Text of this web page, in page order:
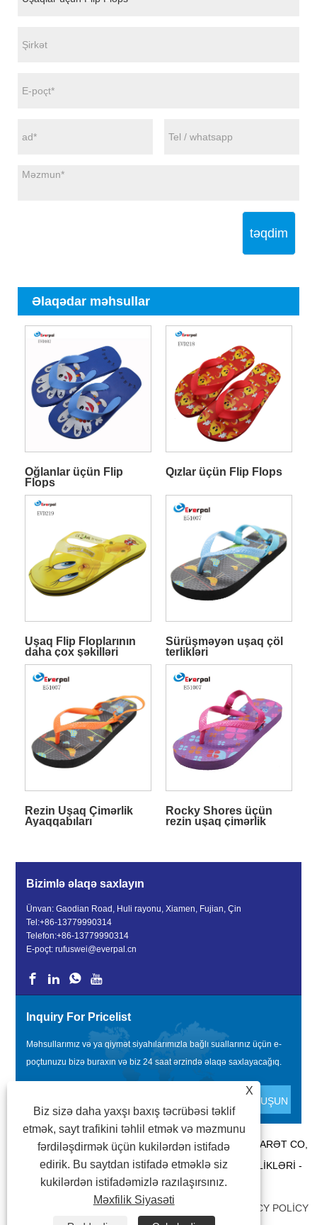
təqdim
Əlaqədar məhsullar
Oğlanlar üçün Flip
Flops
Qızlar üçün Flip Flops
Uşaq Flip Floplarının
daha çox şəkilləri
Sürüşməyən uşaq çöl
terlikləri
Rezin Uşaq Çimərlik
Ayaqqabıları
Rocky Shores üçün
rezin uşaq çimərlik
Bizimlə əlaqə saxlayın
Ünvan: Gaodian Road, Huli rayonu, Xiamen, Fujian, Çin
Tel:+86-13779990314
Telefon:+86-13779990314
E-poçt:rufuswei@everpal.cn
Inquiry For Pricelist
Məhsullarımız və ya qiymət siyahılarımızla bağlı suallarınız üçün e-
poçtunuzu bizə buraxın və biz 24 saat ərzində əlaqə saxlayacağıq.
MÜƏLLIFLIK HÜQUQU © 2022 XIAMEN EVERPAL TICARƏT CO,
LTD - FLIP FLOPS, SANDALET TERLIK, SLAYD TERLIKLƏRI -
BÜTÜN HÜQUQLAR QORUNUR.
|SITEMAP|RSS| PRIVACY POLICY
X
Biz sizə daha yaxşı baxış təcrübəsi təklif
etmək, sayt trafikini təhlil etmək və məzmunu
fərdiləşdirmək üçün kukilərdən istifadə
edirik. Bu saytdan istifadə etməklə siz
kukilərdən istifadəmizlə razılaşırsınız.
Məxfilik Siyasəti